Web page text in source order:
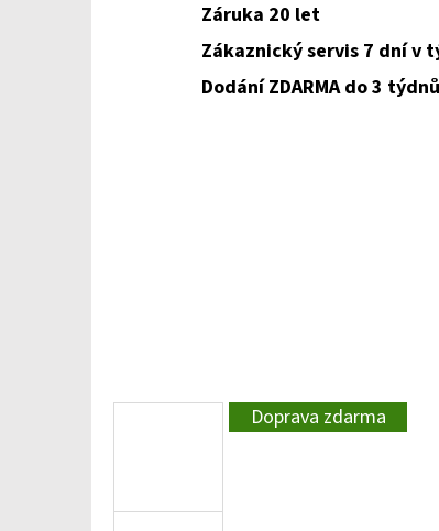
Záruka 20 let
Zákaznický servis 7 dní v
Dodání ZDARMA do 3 týdnů
Doprava zdarma